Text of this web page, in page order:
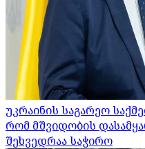
უკრაინის საგარეო
რომ მშვიდობის
შეხვედრაა საჭირო